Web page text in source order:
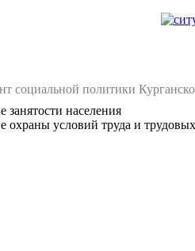
социальной политики
занятости населения
охраны условий труда и